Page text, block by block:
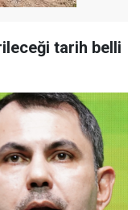
tarih belli